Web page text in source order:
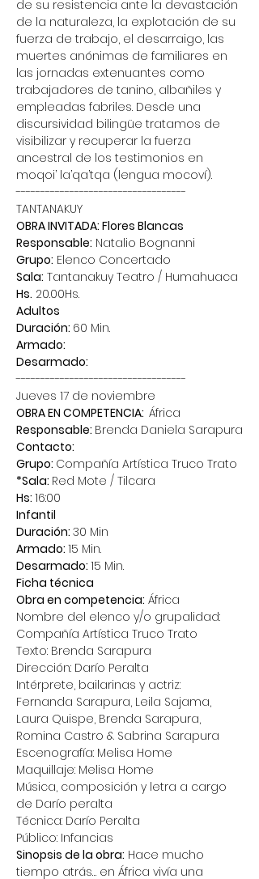
de su resistencia ante la devastación
de la naturaleza, la explotación de su
fuerza de trabajo, el desarraigo, las
muertes anónimas de familiares en
las jornadas extenuantes como
trabajadores de tanino, albañiles y
empleadas fabriles. Desde una
discursividad bilingüe tratamos de
visibilizar y recuperar la fuerza
ancestral de los testimonios en
moqoi’ la’qa’tqa (lengua mocoví).
-----------------------------------
TANTANAKUY
OBRA INVITADA: Flores Blancas
Responsable: Natalio Bognanni
Grupo: Elenco Concertado
Sala: Tantanakuy Teatro / Humahuaca
Hs. 20.00Hs.
Adultos
Duración: 60 Min.
Armado:
Desarmado:
-----------------------------------
Jueves 17 de noviembre
OBRA EN COMPETENCIA: África
Responsable: Brenda Daniela Sarapura
Contacto:
Grupo: Compañía Artística Truco Trato
*Sala: Red Mote / Tilcara
Hs: 16:00
Infantil
Duración: 30 Min
Armado: 15 Min.
Desarmado: 15 Min.
Ficha técnica
Obra en competencia: África
Nombre del elenco y/o grupalidad:
Compañía Artística Truco Trato
Texto: Brenda Sarapura
Dirección: Darío Peralta
Intérprete, bailarinas y actriz:
Fernanda Sarapura, Leila Sajama,
Laura Quispe, Brenda Sarapura,
Romina Castro & Sabrina Sarapura
Escenografía: Melisa Home
Maquillaje: Melisa Home
Música, composición y letra a cargo
de Darío peralta
Técnica: Darío Peralta
Público: Infancias
Sinopsis de la obra: Hace mucho
tiempo atrás… en África vivía una